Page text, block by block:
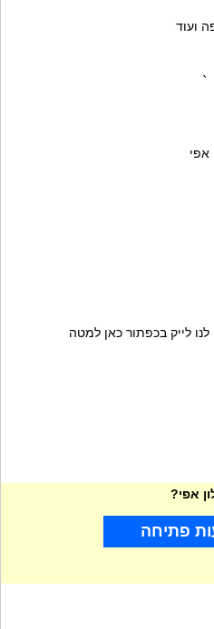
ועוד
`
אפי
לנו לייק בכפתור כאן למטה
אפי?
פתיחה